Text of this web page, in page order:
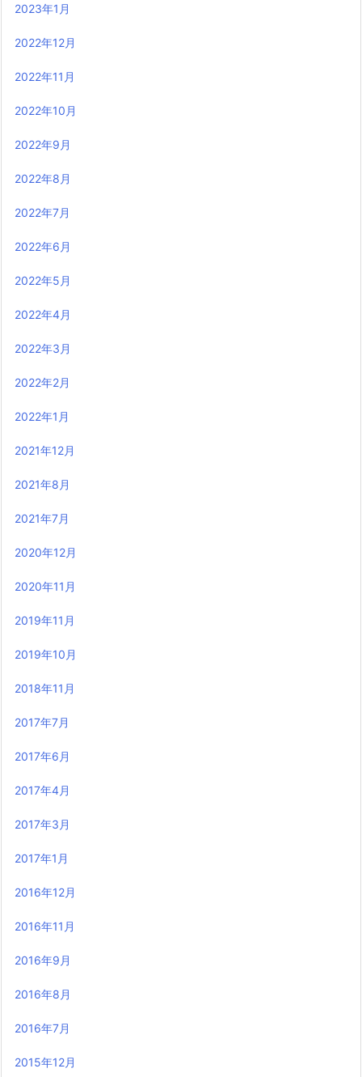
2023年1月
2022年12月
2022年11月
2022年10月
2022年9月
2022年8月
2022年7月
2022年6月
2022年5月
2022年4月
2022年3月
2022年2月
2022年1月
2021年12月
2021年8月
2021年7月
2020年12月
2020年11月
2019年11月
2019年10月
2018年11月
2017年7月
2017年6月
2017年4月
2017年3月
2017年1月
2016年12月
2016年11月
2016年9月
2016年8月
2016年7月
2015年12月